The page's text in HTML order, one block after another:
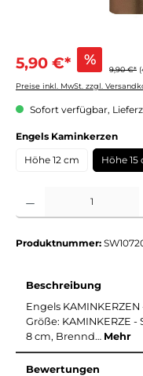
5,90 €* %
9,90 €*
Preise inkl. MwSt. zzgl.
Sofort verfügbar,
Engels Kaminkerzen
Höhe 12 cm Höhe 15
Produkt Anzahl: Gib den
Produktnummer:
Beschreibung
Engels
Größe: KAMINKERZE
8 cm, Brennd… Mehr
Bewertungen